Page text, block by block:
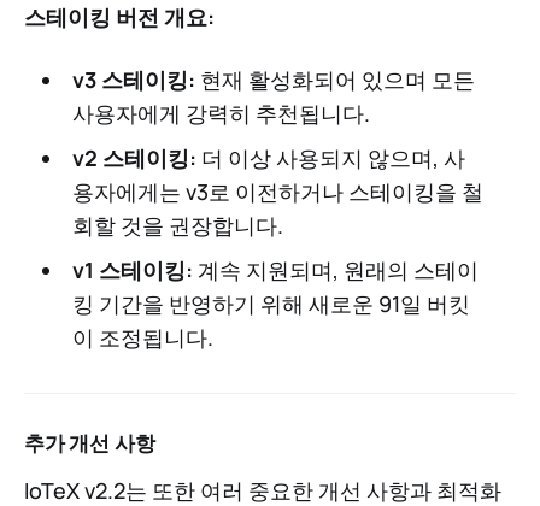
스테이킹 버전 개요:
v3 스테이킹: 현재 활성화되어 있으며 모든
사용자에게 강력히 추천됩니다.
v2 스테이킹: 더 이상 사용되지 않으며, 사
용자에게는 v3로 이전하거나 스테이킹을 철
회할 것을 권장합니다.
v1 스테이킹: 계속 지원되며, 원래의 스테이
킹 기간을 반영하기 위해 새로운 91일 버킷
이 조정됩니다.
추가 개선 사항
IoTeX v2.2는 또한 여러 중요한 개선 사항과 최적화